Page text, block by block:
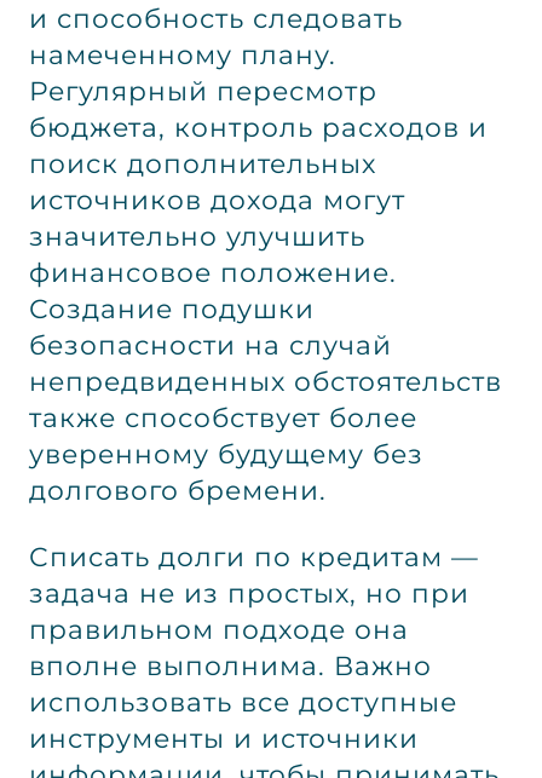
и способность следовать
намеченному плану.
Регулярный пересмотр
бюджета, контроль расходов и
поиск дополнительных
источников дохода могут
значительно улучшить
финансовое положение.
Создание подушки
безопасности на случай
непредвиденных обстоятельств
также способствует более
уверенному будущему без
долгового бремени.
Списать долги по кредитам —
задача не из простых, но при
правильном подходе она
вполне выполнима. Важно
использовать все доступные
инструменты и источники